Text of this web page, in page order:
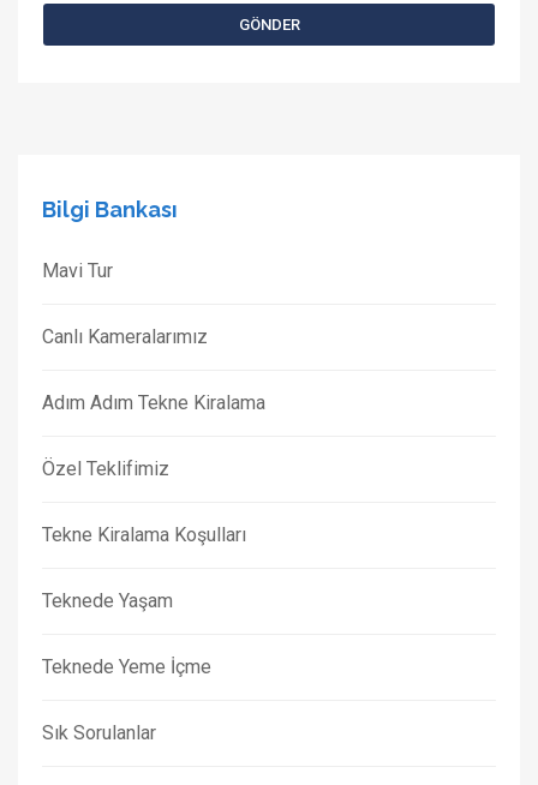
Bilgi Bankası
Mavi Tur
Canlı Kameralarımız
Adım Adım Tekne Kiralama
Özel Teklifimiz
Tekne Kiralama Koşulları
Teknede Yaşam
Teknede Yeme İçme
Sık Sorulanlar